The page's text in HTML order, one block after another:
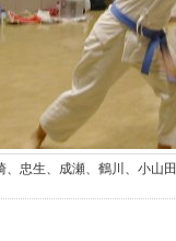
、忠生、成瀬、鶴川、小山田